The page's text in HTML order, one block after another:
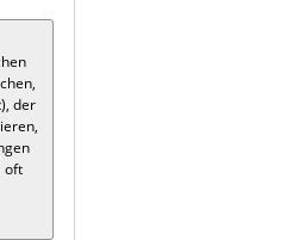
der
oft